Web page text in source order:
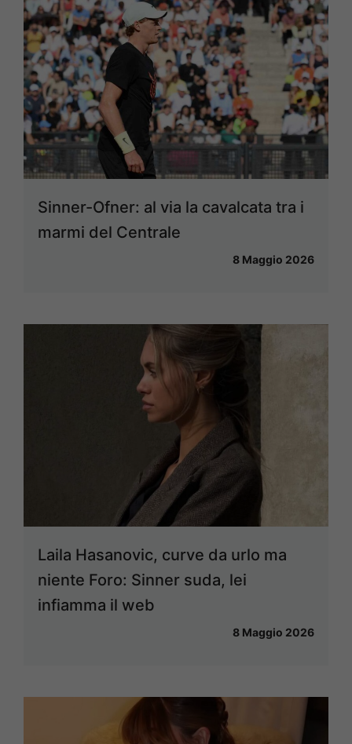
Sinner-Ofner: al via la cavalcata tra i
marmi del Centrale
8 Maggio 2026
Laila Hasanovic, curve da urlo ma
niente Foro: Sinner suda, lei
infiamma il web
8 Maggio 2026